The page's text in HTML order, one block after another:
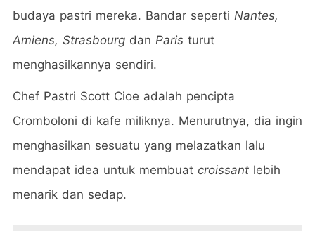
budaya pastri mereka. Bandar seperti Nantes,
Amiens, Strasbourg dan Paris turut
menghasilkannya sendiri.
Chef Pastri Scott Cioe adalah pencipta
Cromboloni di kafe miliknya. Menurutnya, dia ingin
menghasilkan sesuatu yang melazatkan lalu
mendapat idea untuk membuat croissant lebih
menarik dan sedap.